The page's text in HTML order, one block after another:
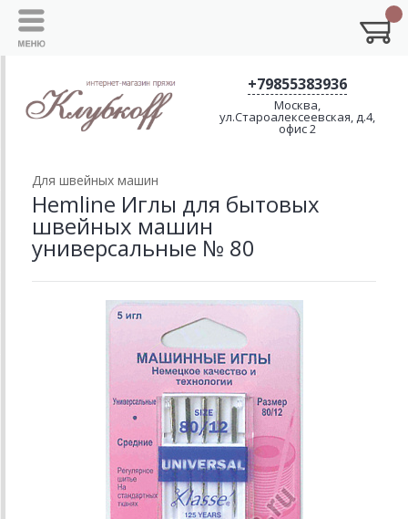
+79855383936
Москва,
ул.Староалексеевская, д.4,
офис 2
Для швейных машин
Hemline Иглы для бытовых
швейных машин
универсальные № 80